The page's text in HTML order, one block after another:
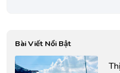
Bài Viết Nổi Bật